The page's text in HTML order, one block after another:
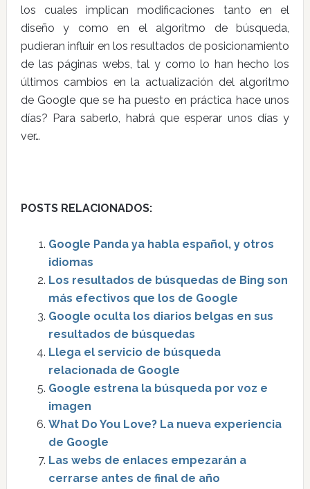
los cuales implican modificaciones tanto en el
diseño y como en el algoritmo de búsqueda,
pudieran influir en los resultados de posicionamiento
de las páginas webs, tal y como lo han hecho los
últimos cambios en la actualización del algoritmo
de Google que se ha puesto en práctica hace unos
días? Para saberlo, habrá que esperar unos días y
ver…
POSTS RELACIONADOS:
Google Panda ya habla español, y otros
idiomas
Los resultados de búsquedas de Bing son
más efectivos que los de Google
Google oculta los diarios belgas en sus
resultados de búsquedas
Llega el servicio de búsqueda
relacionada de Google
Google estrena la búsqueda por voz e
imagen
What Do You Love? La nueva experiencia
de Google
Las webs de enlaces empezarán a
cerrarse antes de final de año